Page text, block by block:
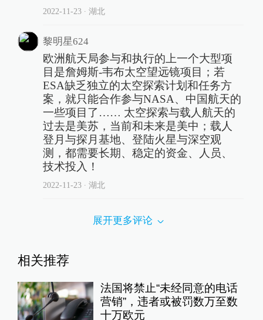
2022-11-23∙ 湖北
黎明星624
欧洲航天局参与和执行的上一个大型项
目是詹姆斯-韦布太空望远镜项目；若
ESA缺乏独立的太空探索计划和任务方
案，就只能合作参与NASA、中国航天的
一些项目了…… 太空探索与载人航天的
过去是美苏，当前和未来是美中；载人
登月与探月基地、登陆火星与深空观
测，都需要长期、稳定的资金、人员、
技术投入！
2022-11-23∙ 湖北
展开更多评论
相关推荐
法国将禁止“未经同意的电话
营销”，违者或被罚数万至数
十万欧元